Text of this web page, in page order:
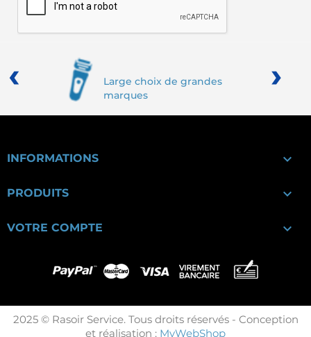
Large choix de grandes
marques
‹ ›
INFORMATIONS 
PRODUITS 
VOTRE COMPTE 
2025 © Rasoir Service. Tous droits réservés - Conception
et réalisation : MyWebShop